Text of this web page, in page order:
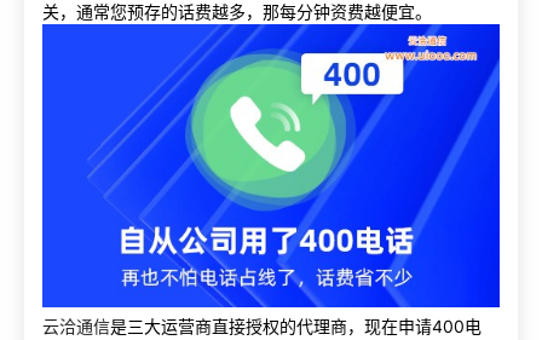
关，通常您预存的话费越多，那每分钟资费越便宜。
云洽通信是三大运营商直接授权的代理商，现在申请400电